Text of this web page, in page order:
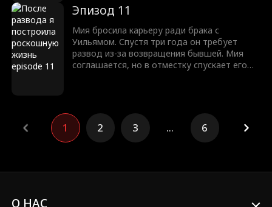
Когда Уильям требует от нее уволиться,
она пускает слух о его домогательствах. В
ходе этих баталий он осознает свои
истинные чувства и решает во что бы то ни
стало вернуть жену!
Эпизод 11
Мия бросила карьеру ради брака с
Уильямом. Спустя три года он требует
развод из-за возвращения бывшей. Мия
соглашается, но в отместку спускает его
она пускает слух о его домогательствах. В
ходе этих баталий он осознает свои
истинные чувства и решает во что бы то ни
стало вернуть жену!
1 2 3 ... 6
О НАС